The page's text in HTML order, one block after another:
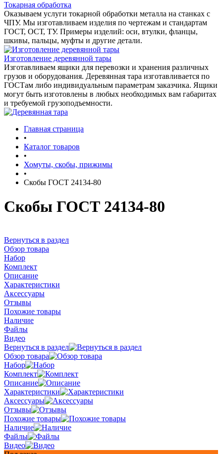
Токарная обработка
Оказываем услуги токарной обработки металла на станках с
ЧПУ. Мы изготавливаем изделия по чертежам и стандартам
ГОСТ, ОСТ, ТУ. Примеры изделий: оси, втулки, фланцы,
шкивы, пальцы, муфты и другие детали.
Изготовление деревянной тары
Изготавливаем ящики для перевозки и хранения различных
грузов и оборудования. Деревянная тара изготавливается по
ГОСТам либо индивидуальным параметрам заказчика. Ящики
могут быть изготовлены в любых необходимых вам габаритах
и требуемой грузоподъемности.
Главная страница
•
Каталог товаров
•
Хомуты, скобы, прижимы
•
Скобы ГОСТ 24134-80
Скобы ГОСТ 24134-80
Вернуться в раздел
Обзор товара
Набор
Комплект
Описание
Характеристики
Аксессуары
Отзывы
Похожие товары
Наличие
Файлы
Видео
Вернуться в раздел
Обзор товара
Набор
Комплект
Описание
Характеристики
Аксессуары
Отзывы
Похожие товары
Наличие
Файлы
Видео